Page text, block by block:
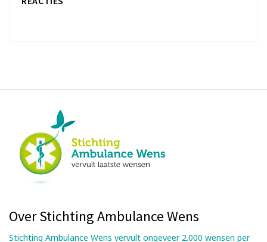
Over Stichting Ambulance Wens
Stichting Ambulance Wens vervult ongeveer 2.000 wensen per